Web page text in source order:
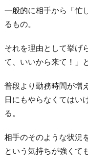
5.
距
を
置
た
い
わ
に
一般的に相手から「忙
るもの。
それを理由として挙げ
て、いいから来て！」
普段より勤務時間が増
日にもやらなくてはい
る。
相手のそのような状況
という気持ちが強くて